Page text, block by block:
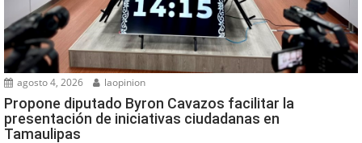
agosto 4, 2026 laopinion
Propone diputado Byron Cavazos facilitar la
presentación de iniciativas ciudadanas en
Tamaulipas